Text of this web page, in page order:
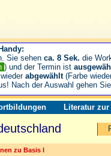
Literatur zur
zu Basis I
Sie sehen ca. 8 Sek. die
) und der Termin ist
abgewählt(Farbe
Nach der Auswahl gehen